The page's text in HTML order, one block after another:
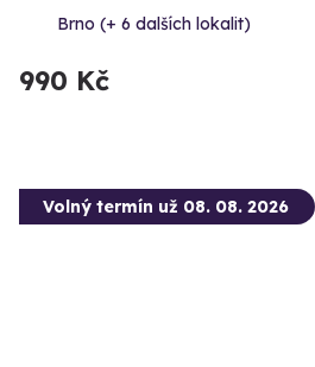
Brno (+ 6 dalších lokalit)
990 Kč
Volný termín už 08. 08. 2026